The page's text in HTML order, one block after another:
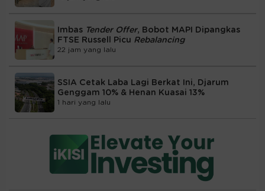
Imbas Tender Offer, Bobot MAPI Dipangkas
FTSE Russell Picu Rebalancing
22 jam yang lalu
SSIA Cetak Laba Lagi Berkat Ini, Djarum
Genggam 10% & Henan Kuasai 13%
1 hari yang lalu